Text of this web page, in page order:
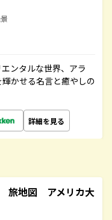
ンタルな世界、アラ
かせる名言と癒やしの
詳細を見る
旅地図 アメリカ大